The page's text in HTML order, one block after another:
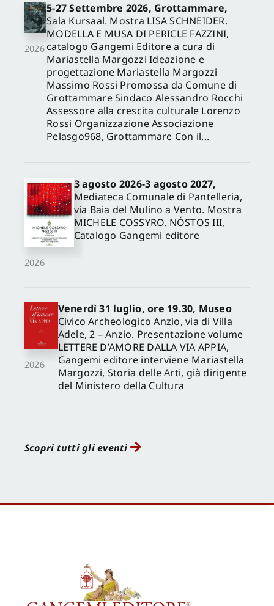
2026
5-27 Settembre 2026, Grottammare,
Sala Kursaal. Mostra LISA SCHNEIDER.
MODELLA E MUSA DI PERICLE FAZZINI,
catalogo Gangemi Editore a cura di
Mariastella Margozzi Ideazione e
progettazione Mariastella Margozzi
Massimo Rossi Promossa da Comune di
Grottammare Sindaco Alessandro Rocchi
Assessore alla crescita culturale Lorenzo
Rossi Organizzazione Associazione
Pelasgo968, Grottammare Con il...
2026
3 agosto 2026-3 agosto 2027,
Mediateca Comunale di Pantelleria,
via Baia del Mulino a Vento. Mostra
MICHELE COSSYRO. NÓSTOS III,
Catalogo Gangemi editore
2026
Venerdì 31 luglio, ore 19.30, Museo
Civico Archeologico Anzio, via di Villa
Adele, 2 – Anzio. Presentazione volume
LETTERE D’AMORE DALLA VIA APPIA,
Gangemi editore interviene Mariastella
Margozzi, Storia delle Arti, già dirigente
del Ministero della Cultura
Scopri tutti gli eventi